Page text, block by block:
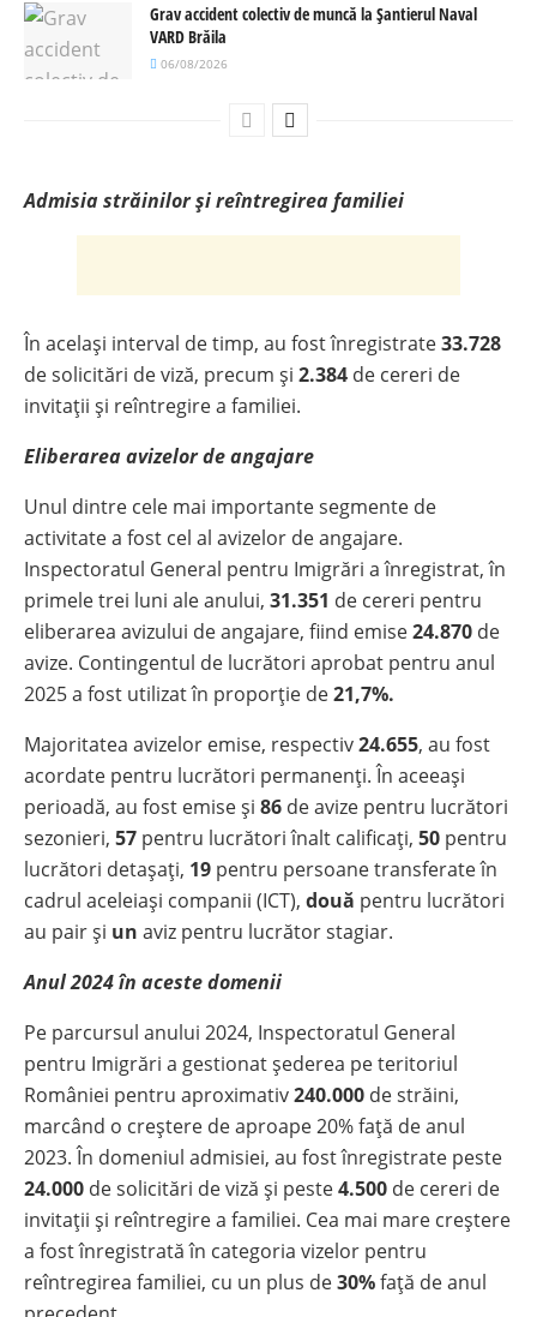
Grav accident colectiv de muncă la Șantierul Naval
VARD Brăila
06/08/2026
Admisia străinilor și reîntregirea familiei
În același interval de timp, au fost înregistrate33.728
de solicitări de viză, precum și 2.384 de cereri de
invitații și reîntregire a familiei.
Eliberarea avizelor de angajare
Unul dintre cele mai importante segmente de
activitate a fost cel al avizelor de angajare.
Inspectoratul General pentru Imigrări a înregistrat, în
primele trei luni ale anului, 31.351 de cereri pentru
eliberarea avizului de angajare, fiind emise24.870 de
avize. Contingentul de lucrători aprobat pentru anul
2025 a fost utilizat în proporție de21,7%.
Majoritatea avizelor emise, respectiv24.655, au fost
acordate pentru lucrători permanenți. În aceeași
perioadă, au fost emise și 86 de avize pentru lucrători
sezonieri, 57 pentru lucrători înalt calificați, 50 pentru
lucrători detașați, 19 pentru persoane transferate în
cadrul aceleiași companii (ICT), două pentru lucrători
au pair și un aviz pentru lucrător stagiar.
Anul 2024 în aceste domenii
Pe parcursul anului 2024, Inspectoratul General
pentru Imigrări a gestionat șederea pe teritoriul
României pentru aproximativ240.000 de străini,
marcând o creștere de aproape 20% față de anul
2023. În domeniul admisiei, au fost înregistrate peste
24.000 de solicitări de viză și peste4.500 de cereri de
invitații și reîntregire a familiei. Cea mai mare creștere
a fost înregistrată în categoria vizelor pentru
reîntregirea familiei, cu un plus de30%față de anul